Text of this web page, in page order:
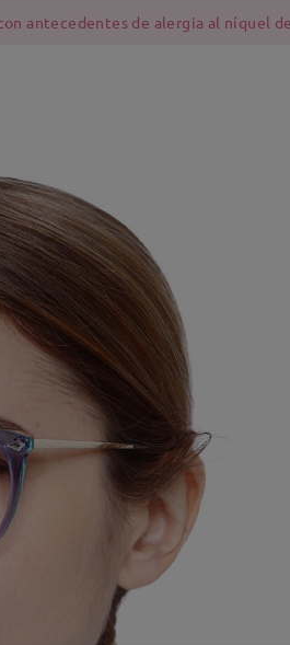
antecedentes de alergia al níquel